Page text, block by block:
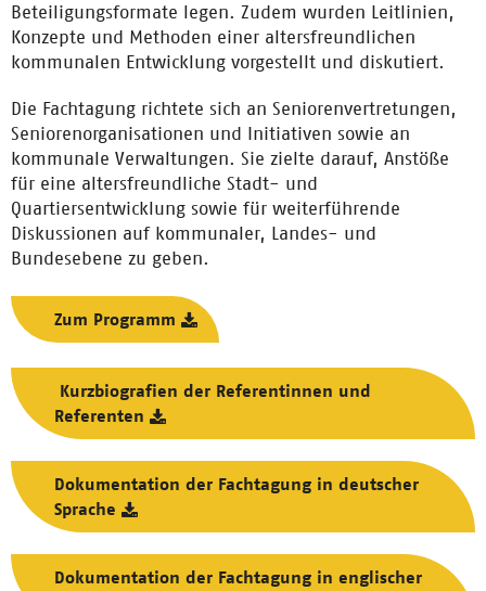
Beteiligungsformate legen. Zudem wurden Leitlinien,
Konzepte und Methoden einer altersfreundlichen
kommunalen Entwicklung vorgestellt und diskutiert.
Die Fachtagung richtete sich an Seniorenvertretungen,
Seniorenorganisationen und Initiativen sowie an
kommunale Verwaltungen. Sie zielte darauf, Anstöße
für eine altersfreundliche Stadt- und
Quartiersentwicklung sowie für weiterführende
Diskussionen auf kommunaler, Landes- und
Bundesebene zu geben.
Zum Programm
Kurzbiografien der Referentinnen und
Referenten
Dokumentation der Fachtagung in deutscher
Sprache
Dokumentation der Fachtagung in englischer